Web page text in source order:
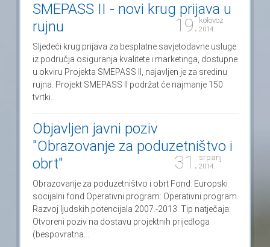
19. kolovoz
2014.
SMEPASS II - novi krug prijava u
rujnu
Sljedeći krug prijava za besplatne savjetodavne usluge
iz područja osiguranja kvalitete i marketinga, dostupne
u okviru Projekta SMEPASS II, najavljen je za sredinu
rujna. Projekt SMEPASS II podržat će najmanje 150
tvrtki...
31. srpanj
2014.
Objavljen javni poziv
"Obrazovanje za poduzetništvo i
obrt"
Obrazovanje za poduzetništvo i obrt Fond: Europski
socijalni fond Operativni program: Operativni program
Razvoj ljudskih potencijala 2007.-2013. Tip natječaja:
Otvoreni poziv na dostavu projektnih prijedloga
(bespovratna...